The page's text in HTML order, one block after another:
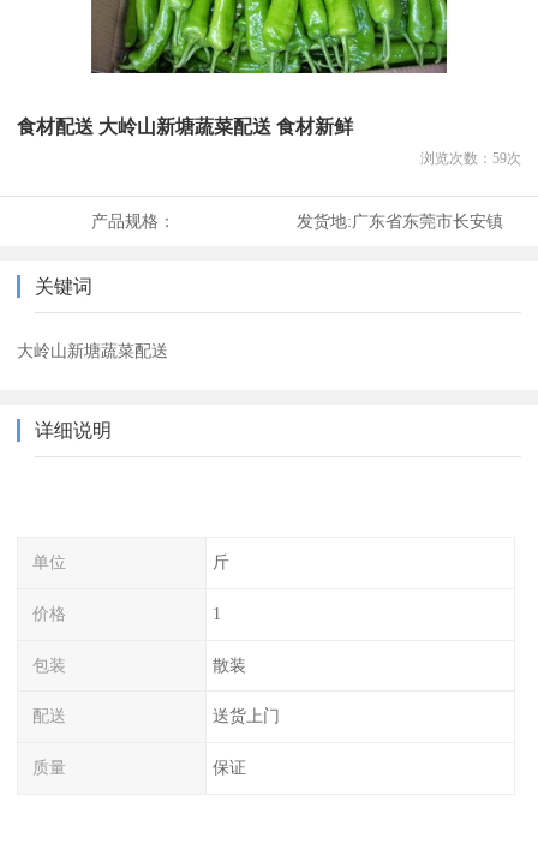
食材配送 大岭山新塘蔬菜配送 食材新鲜
浏览次数： 59次
产品规格： 发货地:广东省东莞市长安镇
关键词
大岭山新塘蔬菜配送
详细说明
单位 斤
价格 1
包装 散装
配送 送货上门
质量 保证